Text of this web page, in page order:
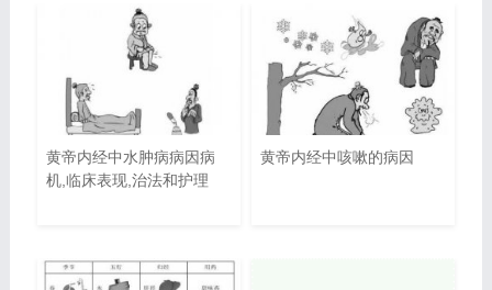
黄帝内经中水肿病病因病
机,临床表现,治法和护理
黄帝内经中咳嗽的病因